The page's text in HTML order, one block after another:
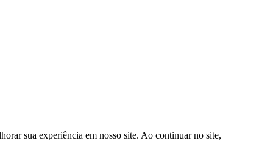
sua experiência em nosso site. Ao continuar no site,